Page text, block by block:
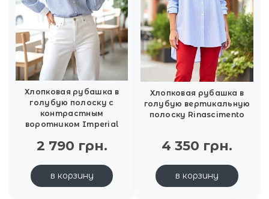
Хлопковая рубашка в
голубую полоску с
контрастным
воротником Imperial
2 790 грн.
в корзину
Хлопковая рубашка в
голубую вертикальную
полоску Rinascimento
4 350 грн.
в корзину